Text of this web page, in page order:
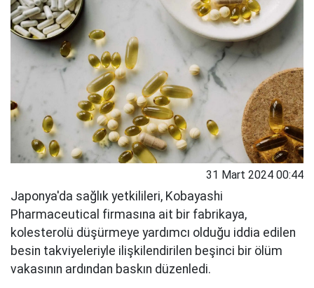
31 Mart 2024 00:44
Japonya'da sağlık yetkilileri, Kobayashi
Pharmaceutical firmasına ait bir fabrikaya,
kolesterolü düşürmeye yardımcı olduğu iddia edilen
besin takviyeleriyle ilişkilendirilen beşinci bir ölüm
vakasının ardından baskın düzenledi.